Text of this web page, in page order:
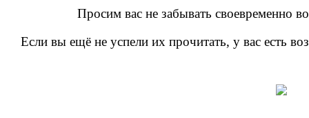
Просим вас не забывать своевременно
Если вы ещё не успели их прочитать, у вас есть